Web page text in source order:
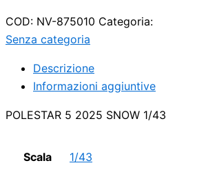
COD: NV-875010 Categoria:
Senza categoria
Descrizione
Informazioni aggiuntive
POLESTAR 5 2025 SNOW 1/43
Scala 1/43